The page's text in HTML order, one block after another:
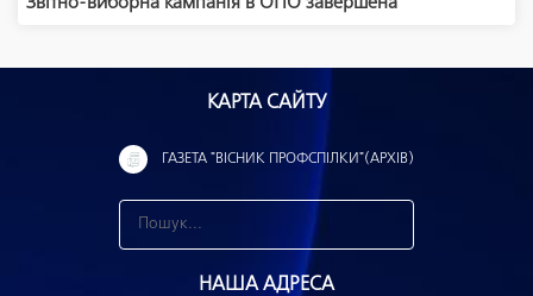
КАРТА САЙТУ
ГАЗЕТА "ВІСНИК ПРОФСПІЛКИ"(АРХІВ)
н
НАША АДРЕСА